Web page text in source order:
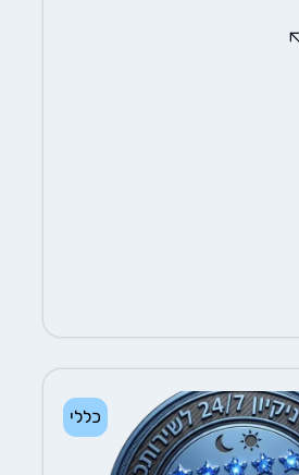
כללי